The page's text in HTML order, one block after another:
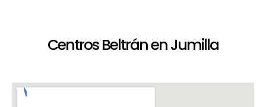
Centros Beltrán en Jumilla